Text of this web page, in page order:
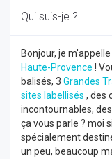
Qui suis-je ?
Bonjour, je
Haute-Provence !
balisés, 3 Grandes
sites labellisés , des
incontournables, des
ça vous parle ? moi
spécialement
un peu, beaucoup